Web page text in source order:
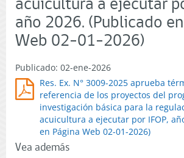
año 2026. (Publicado
Web 02-01-2026)
Publicado: 02-ene-2026
Res. Ex. N° 3009-2025 aprueba
referencia de los proyectos del
investigación básica para la
acuicultura a ejecutar por IFOP,
en Página Web 02-01-2026)
Vea además